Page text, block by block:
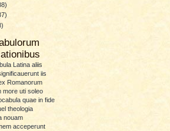
Latina aliis
iis
Romanorum
more uti soleo
quae in fide
theologia
nouam
acceperunt